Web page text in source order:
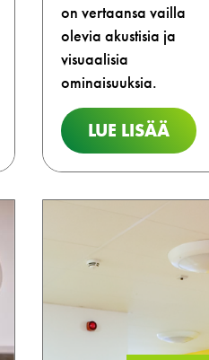
on vertaansa vailla
olevia akustisia ja
visuaalisia
ominaisuuksia.
LUE LISÄÄ